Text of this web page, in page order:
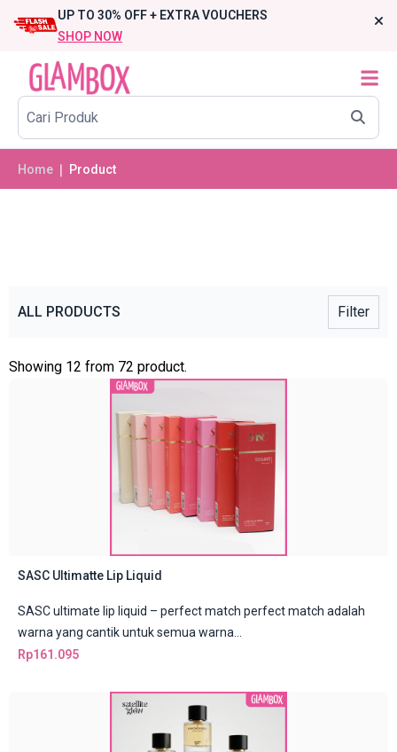
UP TO 30% OFF + EXTRA VOUCHERS
SHOP NOW
Home ❘ Product
ALL PRODUCTS Filter
Showing 12 from 72 product.
SASC Ultimatte Lip Liquid
SASC ultimate lip liquid – perfect match perfect match adalah
warna yang cantik untuk semua warna...
Rp161.095